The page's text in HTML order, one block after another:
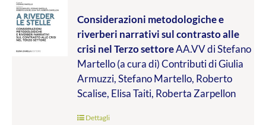
prezzo:
da
€9.99
a
€19.00
Considerazioni metodologiche e
riverberi narrativi sul contrasto alle
crisi nel Terzo settoreAA.VV di Stefano
Martello (a cura di) Contributi di Giulia
Armuzzi, Stefano Martello, Roberto
Scalise, Elisa Taiti, Roberta Zarpellon
Dettagli